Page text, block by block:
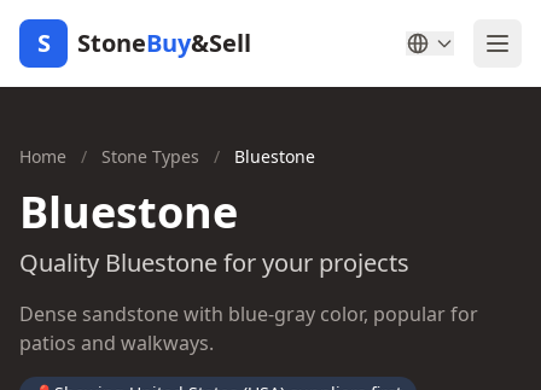
S StoneBuy&Sell
Home / Stone Types / Bluestone
Bluestone
Quality Bluestone for your projects
Dense sandstone with blue-gray color, popular for
patios and walkways.